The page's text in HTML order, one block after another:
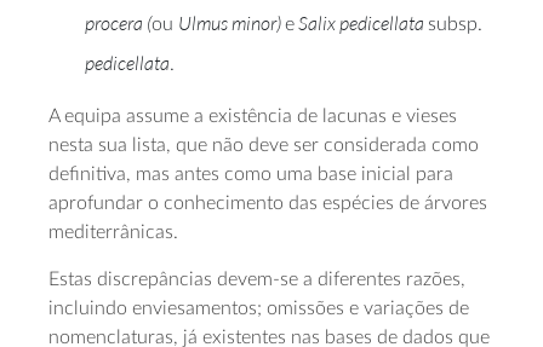
procera (ou Ulmus minor)eSalix pedicellata subsp.
pedicellata.
A equipa assume a existência de lacunas e vieses
nesta sua lista, que não deve ser considerada como
definitiva, mas antes como uma base inicial para
aprofundar o conhecimento das espécies de árvores
mediterrânicas.
Estas discrepâncias devem-se a diferentes razões,
incluindo enviesamentos; omissões e variações de
nomenclaturas, já existentes nas bases de dados que